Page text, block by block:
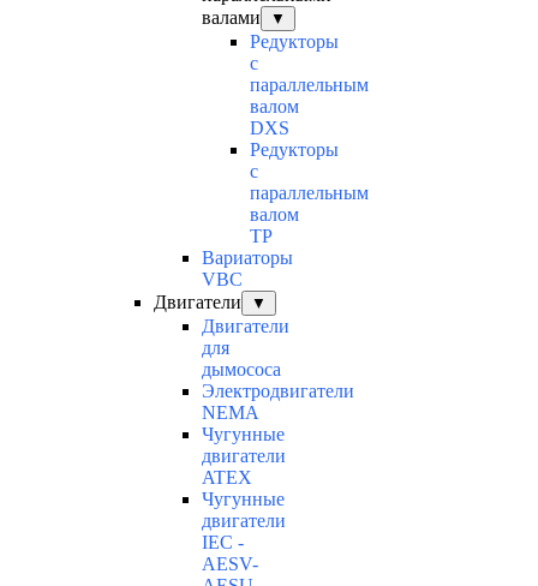
валами
▼
Редукторы
с
параллельным
валом
DXS
Редукторы
с
параллельным
валом
TP
Вариаторы
VBC
Двигатели
▼
Двигатели
для
дымососа
Электродвигатели
NEMA
Чугунные
двигатели
ATEX
Чугунные
двигатели
IEC -
AESV-